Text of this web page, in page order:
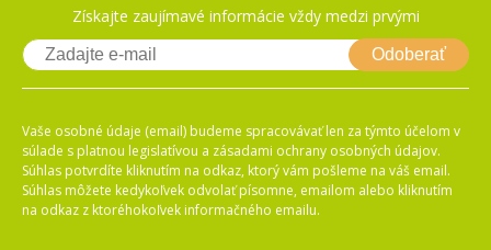
Získajte zaujímavé informácie vždy medzi prvými
Odoberať
Vaše osobné údaje (email) budeme spracovávať len za týmto účelom v
súlade s platnou legislatívou a zásadami ochrany osobných údajov.
Súhlas potvrdíte kliknutím na odkaz, ktorý vám pošleme na váš email.
Súhlas môžete kedykoľvek odvolať písomne, emailom alebo kliknutím
na odkaz z ktoréhokoľvek informačného emailu.